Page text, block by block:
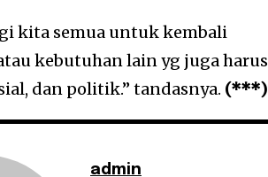
kita semua untuk kembali
kebutuhan lain yg juga harus
dan politik.” tandasnya. (***)
admin